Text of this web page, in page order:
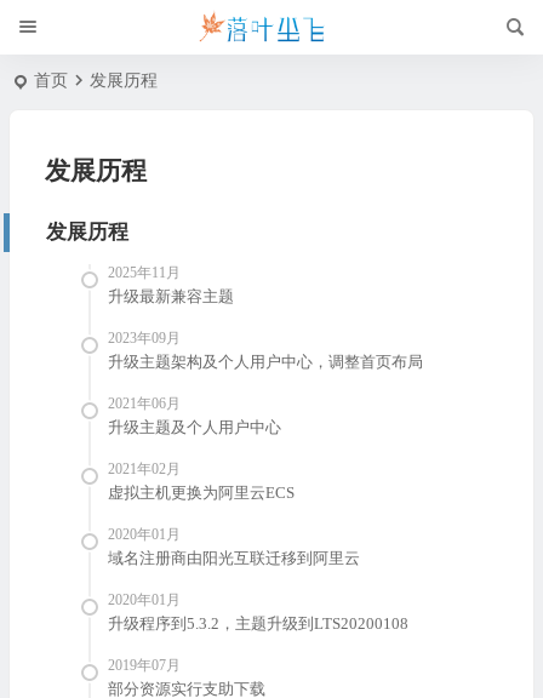
首页 发展历程
发展历程
发展历程
2025年11月
升级最新兼容主题
2023年09月
升级主题架构及个人用户中心，调整首页布局
2021年06月
升级主题及个人用户中心
2021年02月
虚拟主机更换为阿里云ECS
2020年01月
域名注册商由阳光互联迁移到阿里云
2020年01月
升级程序到5.3.2，主题升级到LTS20200108
2019年07月
部分资源实行支助下载